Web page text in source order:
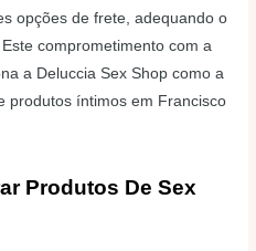
opções de frete, adequando o
comprometimento com a
a Deluccia Sex Shop como a
produtos íntimos em Francisco
Produtos De Sex